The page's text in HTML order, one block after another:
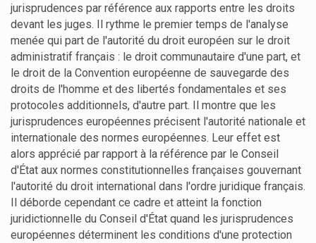
jurisprudences par référence aux rapports entre les droits
devant les juges. Il rythme le premier temps de l'analyse
menée qui part de l'autorité du droit européen sur le droit
administratif français : le droit communautaire d'une part, et
le droit de la Convention européenne de sauvegarde des
droits de l'homme et des libertés fondamentales et ses
protocoles additionnels, d'autre part. Il montre que les
jurisprudences européennes précisent l'autorité nationale et
internationale des normes européennes. Leur effet est
alors apprécié par rapport à la référence par le Conseil
d'État aux normes constitutionnelles françaises gouvernant
l'autorité du droit international dans l'ordre juridique français.
Il déborde cependant ce cadre et atteint la fonction
juridictionnelle du Conseil d'État quand les jurisprudences
européennes déterminent les conditions d'une protection